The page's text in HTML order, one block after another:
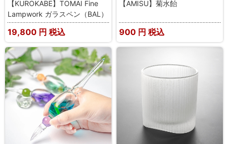
【KUROKABE】TOMAI Fine
Lampwork ガラスペン（BAL）
19,800 円 税込
【AMISU】菊水飴
900 円 税込